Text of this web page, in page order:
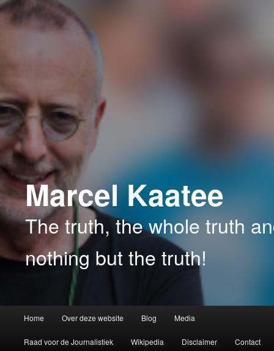
Spring
Spring
Marcel Kaatee
The truth, the whole truth
nothing but the truth!
Home Over deze website Blog Media
Raad voor de Journalistiek Wikipedia Disclaimer Contact